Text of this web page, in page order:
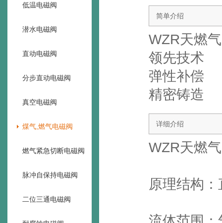
低温电磁阀
潜水电磁阀
直动电磁阀
分步直动电磁阀
真空电磁阀
煤气,燃气电磁阀
燃气紧急切断电磁阀
脉冲自保持电磁阀
二位三通电磁阀
简单介绍
WZR天燃
领先技
弹性补
精密铸
详细介绍
WZR天燃
原理结构